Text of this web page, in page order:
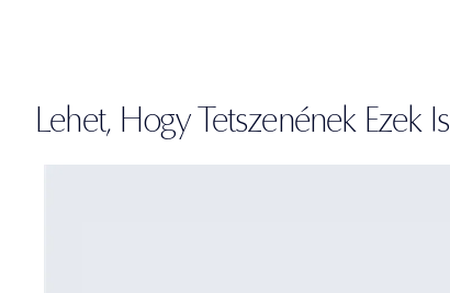
Lehet, Hogy Tetszenének Ezek Is